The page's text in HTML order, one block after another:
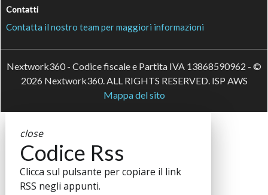
Contatti
Contatta il nostro team per maggiori informazioni
Nextwork360 - Codice fiscale e Partita IVA 13868590962 - ©
2026 Nextwork360. ALL RIGHTS RESERVED. ISP AWS
Mappa del sito
close
Codice Rss
Clicca sul pulsante per copiare il link
RSS negli appunti.